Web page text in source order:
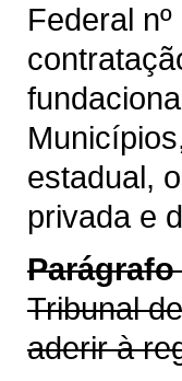
Federal
estadual,
privada e
Tribunal
aderir à